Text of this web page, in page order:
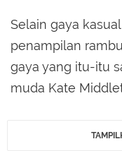
Selain gaya
penampilan
gaya yang itu-itu
muda Kate